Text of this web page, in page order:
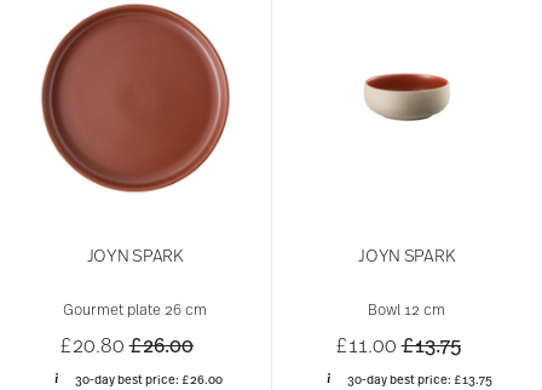
JOYN SPARK
Gourmet plate 26 cm
£20.80Price reduced from
£26.00to
30-day best price: £26.00
JOYN SPARK
Bowl 12 cm
£11.00Price reduced
£13.75to
30-day best price:£13.75